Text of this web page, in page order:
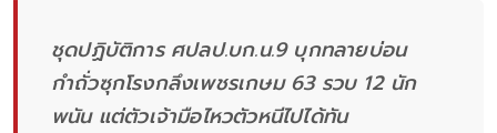
ชุดปฏิบัติการ ศปลป.บก.น.9 บุกทลายบ่อน
กำถั่วซุกโรงกลึงเพชรเกษม 63 รวบ 12 นัก
พนัน แต่ตัวเจ้ามือไหวตัวหนีไปได้ทัน